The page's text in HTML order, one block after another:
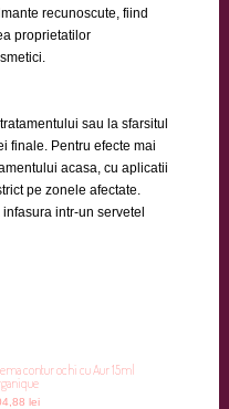
recunoscute, fiind
proprietatilor
sau la sfarsitul
finale. Pentru efecte mai
acasa, cu aplicatii
pe zonele afectate.
intr-un servetel
contur ochi cu Aur 15ml
lei